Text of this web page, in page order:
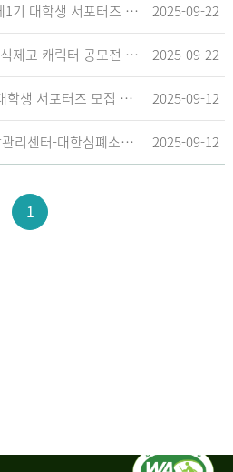
중앙손상관리센터 제1기 대학생 서포터즈 합격자 발표 2025-09-22
2025년 손상예방 인식제고 캐릭터 공모전 결과발표 지연 안내 2025-09-22
[센터 행사] 제 1기 대학생 서포터즈 모집 공고 2025-09-12
[업무협약] 중앙손상관리센터-대한심폐소생협회, 학교현장 CPR 교육 확대 위한 업무협약 체결 2025-09-12
1